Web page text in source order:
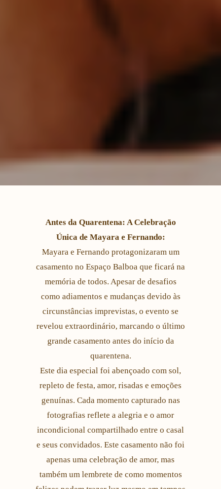
Antes da Quarentena: A Celebração
Única de Mayara e Fernando:
Mayara e Fernando protagonizaram um
casamento no Espaço Balboa que ficará na
memória de todos. Apesar de desafios
como adiamentos e mudanças devido às
circunstâncias imprevistas, o evento se
revelou extraordinário, marcando o último
grande casamento antes do início da
quarentena.
Este dia especial foi abençoado com sol,
repleto de festa, amor, risadas e emoções
genuínas. Cada momento capturado nas
fotografias reflete a alegria e o amor
incondicional compartilhado entre o casal
e seus convidados. Este casamento não foi
apenas uma celebração de amor, mas
também um lembrete de como momentos